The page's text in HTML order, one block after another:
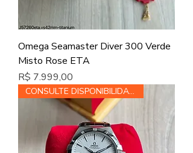
Omega Seamaster Diver 300 Verde
Misto Rose ETA
Preço
R$ 7.999,00
CONSULTE DISPONIBILIDADE